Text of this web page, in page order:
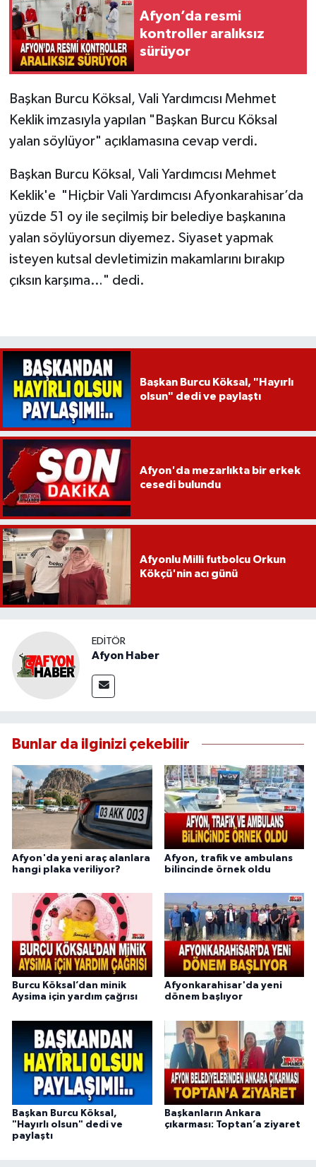
Afyon’da resmi
kontroller aralıksız
sürüyor
Başkan Burcu Köksal, Vali Yardımcısı Mehmet
Keklik imzasıyla yapılan "Başkan Burcu Köksal
yalan söylüyor" açıklamasına cevap verdi.
Başkan Burcu Köksal, Vali Yardımcısı Mehmet
Keklik'e "Hiçbir Vali Yardımcısı Afyonkarahisar’da
yüzde 51 oy ile seçilmiş bir belediye başkanına
yalan söylüyorsun diyemez. Siyaset yapmak
isteyen kutsal devletimizin makamlarını bırakıp
çıksın karşıma…" dedi.
Başkan Burcu Köksal, "Hayırlı
olsun" dedi ve paylaştı
Afyon'da mezarlıkta bir erkek
cesedi bulundu
Afyonlu Milli futbolcu Orkun
Kökçü'nin acı günü
EDITÖR
Afyon Haber
Bunlar da ilginizi çekebilir
Afyon'da yeni araç alanlara
hangi plaka veriliyor?
Afyon, trafik ve ambulans
bilincinde örnek oldu
Burcu Köksal’dan minik
Aysima için yardım çağrısı
Afyonkarahisar'da yeni
dönem başlıyor
Başkan Burcu Köksal,
"Hayırlı olsun" dedi ve
paylaştı
Başkanların Ankara
çıkarması: Toptan’a ziyaret